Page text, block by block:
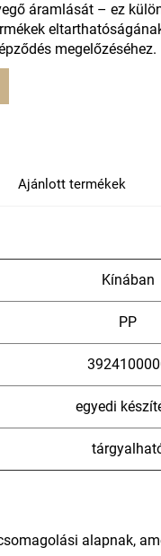
áramlását – ez
megelőzéséhez.
Ajánlott termékek
Kínában
PP
egyedi
alapnak,